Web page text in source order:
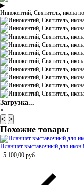
▶
Иннокентий, Святитель, икона
Загрузка...
×
< >
Похожие товары
Планшет выставочный для икон
5 100,00 руб